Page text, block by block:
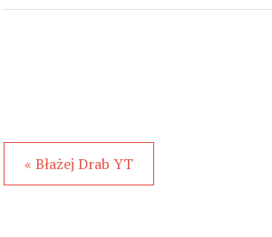
« Błażej Drab YT